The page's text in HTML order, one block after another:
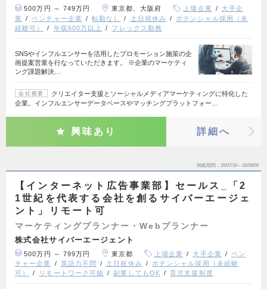
500万円 ～ 749万円 東京都、大阪府 上場企業
大手企
業
ベンチャー企業 転勤なし 土日祝休み
ポテンシャル採用（未
経験可）
年収600万以上 フレックス勤務
SNSやインフルエンサーを活用したプロモーション施策の企
画提案営業を行なっていただきます。 ※企業のマーケティ
ング課題解決…
会社概要
クリエイター支援とソーシャルメディアマーケティングに特化した
企業。インフルエンサーデータベースやマッチングプラットフォー…
興味あり 詳細へ
掲載期間 26/07/16～26/09/09
【インターネット広告事業部】セールス_「2
1世紀を代表する会社を創るサイバーエージェ
ント」リモート可
マーケティングプランナー・Webプランナー
株式会社サイバーエージェント
500万円 ～ 799万円 東京都 上場企業 大手企業
ベン
チャー企業
英語力不問 土日祝休み
ポテンシャル採用（未経験
可）
リモートワーク可能 副業してもOK 育児支援制度